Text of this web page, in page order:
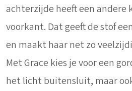
achterzijde heeft een andere
voorkant. Dat geeft de stof
en maakt haar net zo
Met Grace kies je voor een
het licht buitensluit, maar